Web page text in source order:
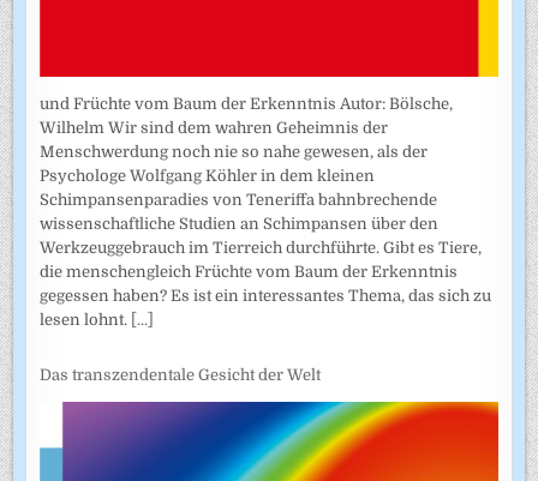
und Früchte vom Baum der Erkenntnis Autor: Bölsche,
Wilhelm Wir sind dem wahren Geheimnis der
Menschwerdung noch nie so nahe gewesen, als der
Psychologe Wolfgang Köhler in dem kleinen
Schimpansenparadies von Teneriffa bahnbrechende
wissenschaftliche Studien an Schimpansen über den
Werkzeuggebrauch im Tierreich durchführte. Gibt es Tiere,
die menschengleich Früchte vom Baum der Erkenntnis
gegessen haben? Es ist ein interessantes Thema, das sich zu
lesen lohnt. [...]
Das transzendentale Gesicht der Welt